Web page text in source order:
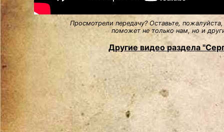
Просмотрели передачу? Оставьте,
поможет не только нам, но и
Другие видео раздела